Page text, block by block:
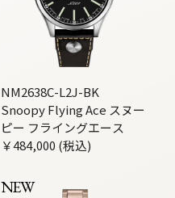
NM2638C-L2J-BK
Snoopy Flying Ace スヌー
ピー フライングエース
￥484,000 (税込)
NEW